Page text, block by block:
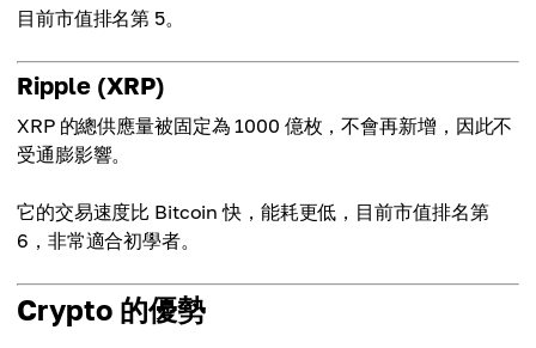
目前市值排名第 5。
Ripple (XRP)
XRP 的總供應量被固定為 1000 億枚，不會再新增，因此不
受通膨影響。
它的交易速度比 Bitcoin 快，能耗更低，目前市值排名第
6，非常適合初學者。
Crypto 的優勢